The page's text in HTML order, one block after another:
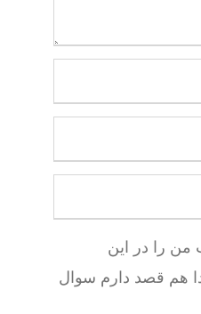
من را در این
هم قصد دارم سوال